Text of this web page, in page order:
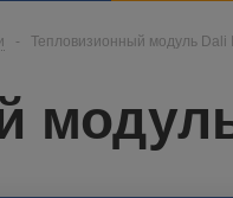
- Тепловизионный модуль Dali